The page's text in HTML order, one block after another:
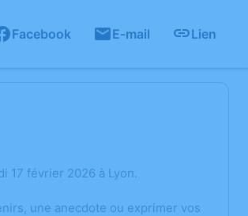
Facebook E-mail Lien
17 février 2026 à Lyon.
une anecdote ou exprimer vos